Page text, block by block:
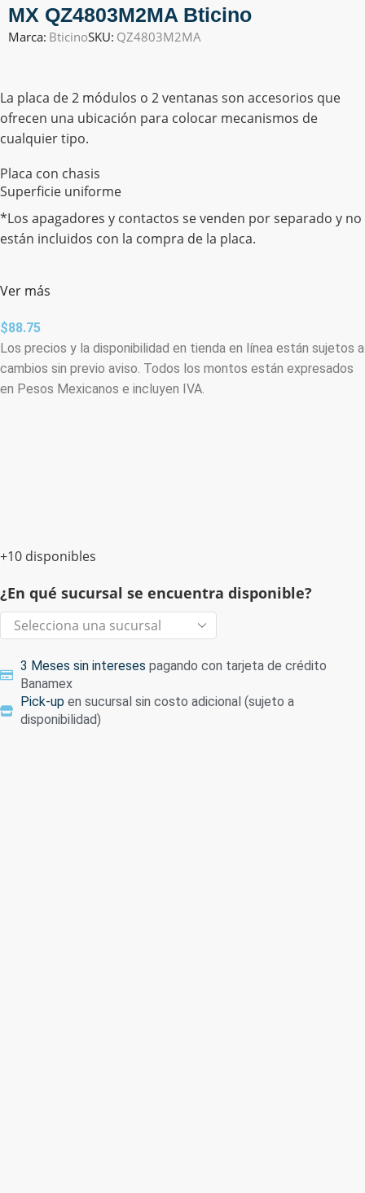
MX QZ4803M2MA Bticino
Marca: BticinoSKU: QZ4803M2MA
La placa de 2 módulos o 2 ventanas son accesorios que
ofrecen una ubicación para colocar mecanismos de
cualquier tipo.
Placa con chasis
Superficie uniforme
*Los apagadores y contactos se venden por separado y no
están incluidos con la compra de la placa.
Ver más
$88.75
Los precios y la disponibilidad en tienda en línea están sujetos a
cambios sin previo aviso. Todos los montos están expresados
en Pesos Mexicanos e incluyen IVA.
+10 disponibles
¿En qué sucursal se encuentra disponible?
3 Meses sin intereses pagando con tarjeta de crédito
Banamex
Pick-up en sucursal sin costo adicional (sujeto a
disponibilidad)